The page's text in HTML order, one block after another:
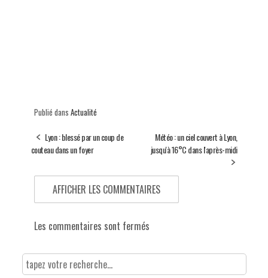
Publié dans Actualité
Lyon : blessé par un coup de
couteau dans un foyer
Météo : un ciel couvert à Lyon,
jusqu'à 16°C dans l'après-midi
AFFICHER LES COMMENTAIRES
Les commentaires sont fermés